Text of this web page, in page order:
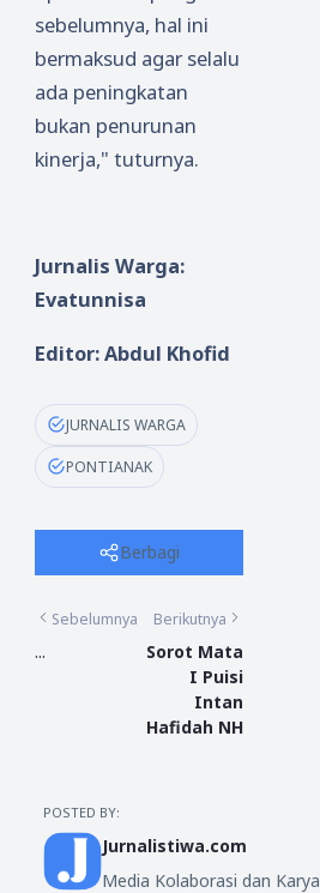
sebelumnya, hal ini
bermaksud agar selalu
ada peningkatan
bukan penurunan
kinerja," tuturnya.
Jurnalis Warga:
Evatunnisa
Editor: Abdul Khofid
JURNALIS WARGA
PONTIANAK
Berbagi
Sebelumnya
...
Berikutnya
Sorot Mata
I Puisi
Intan
Hafidah NH
POSTED BY:
Jurnalistiwa.com
Media Kolaborasi dan Karya